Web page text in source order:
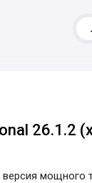
26.1.2
мощного